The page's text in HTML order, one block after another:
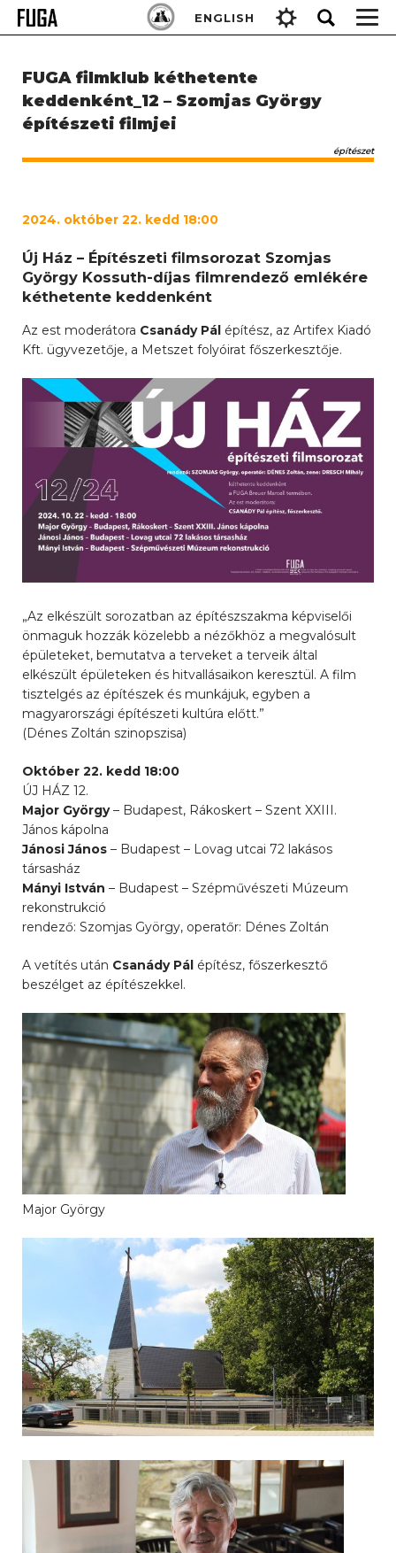
Skip
ENGLISH
Keresés:
FUGA filmklub kéthetente
keddenként_12 – Szomjas György
építészeti filmjei
építészet
2024. október 22. kedd 18:00
Új Ház – Építészeti filmsorozat Szomjas
György Kossuth-díjas filmrendező emlékére
kéthetente keddenként
Az est moderátora Csanády Pál építész, az Artifex Kiadó
Kft. ügyvezetője, a Metszet folyóirat főszerkesztője.
„Az elkészült sorozatban az építészszakma képviselői
önmaguk hozzák közelebb a nézőkhöz a megvalósult
épületeket, bemutatva a terveket a terveik által
elkészült épületeken és hitvallásaikon keresztül. A film
tisztelgés az építészek és munkájuk, egyben a
magyarországi építészeti kultúra előtt.”
(Dénes Zoltán szinopszisa)
Október 22. kedd 18:00
ÚJ HÁZ 12.
Major György– Budapest, Rákoskert – Szent XXIII.
János kápolna
Jánosi János – Budapest – Lovag utcai 72 lakásos
társasház
Mányi István – Budapest – Szépművészeti Múzeum
rekonstrukció
rendező: Szomjas György, operatőr: Dénes Zoltán
A vetítés után Csanády Pál építész, főszerkesztő
beszélget az építészekkel.
Major György